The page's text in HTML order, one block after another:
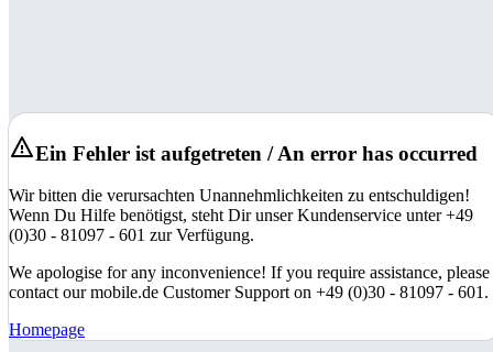
Ein Fehler ist aufgetreten / An error has occurred
Wir bitten die verursachten Unannehmlichkeiten zu entschuldigen!
Wenn Du Hilfe benötigst, steht Dir unser Kundenservice unter +49
(0)30 - 81097 - 601 zur Verfügung.
We apologise for any inconvenience! If you require assistance, please
contact our mobile.de Customer Support on +49 (0)30 - 81097 - 601.
Homepage